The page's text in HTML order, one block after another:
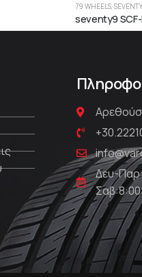
79 WHEELS,
seventy9 SCF-
Δευ-